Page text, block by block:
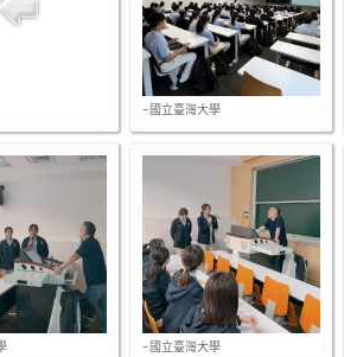
-國立臺灣大學
-國立臺灣大學